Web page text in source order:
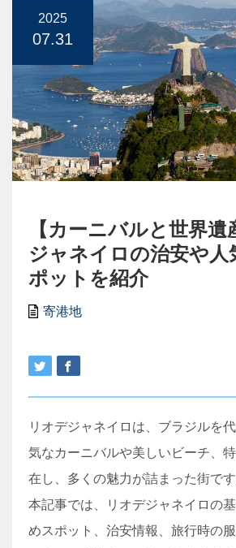
2025
07.31
【カーニバルと世界
ジャネイロの治安や人
ポットを紹介
寄港地
リオデジャネイロは、ブラジルを
気なカーニバルや美しいビーチ、
在し、多くの魅力が詰まった街です
本記事では、リオデジャネイロの
めスポット、治安情報、旅行時の服